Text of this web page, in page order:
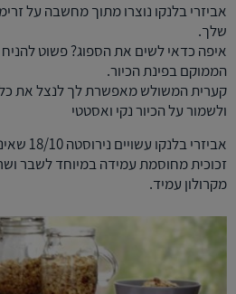
אביזרי בלנקו נוצרו מתוך מחשבה על
שלך.
איפה כדאי לשים את הספוג? פשוט
הממוקם בפינת הכיור.
קערית המשולש מאפשרת לך לנצל את כל
ולשמור על הכיור נקי ואסטטי
אביזרי בלנקו עשויים נירוסטה 18/10 שאינה מחלידה.
זכוכית מחוסמת עמידה במיוחד לשבר
מקרולון עמיד.